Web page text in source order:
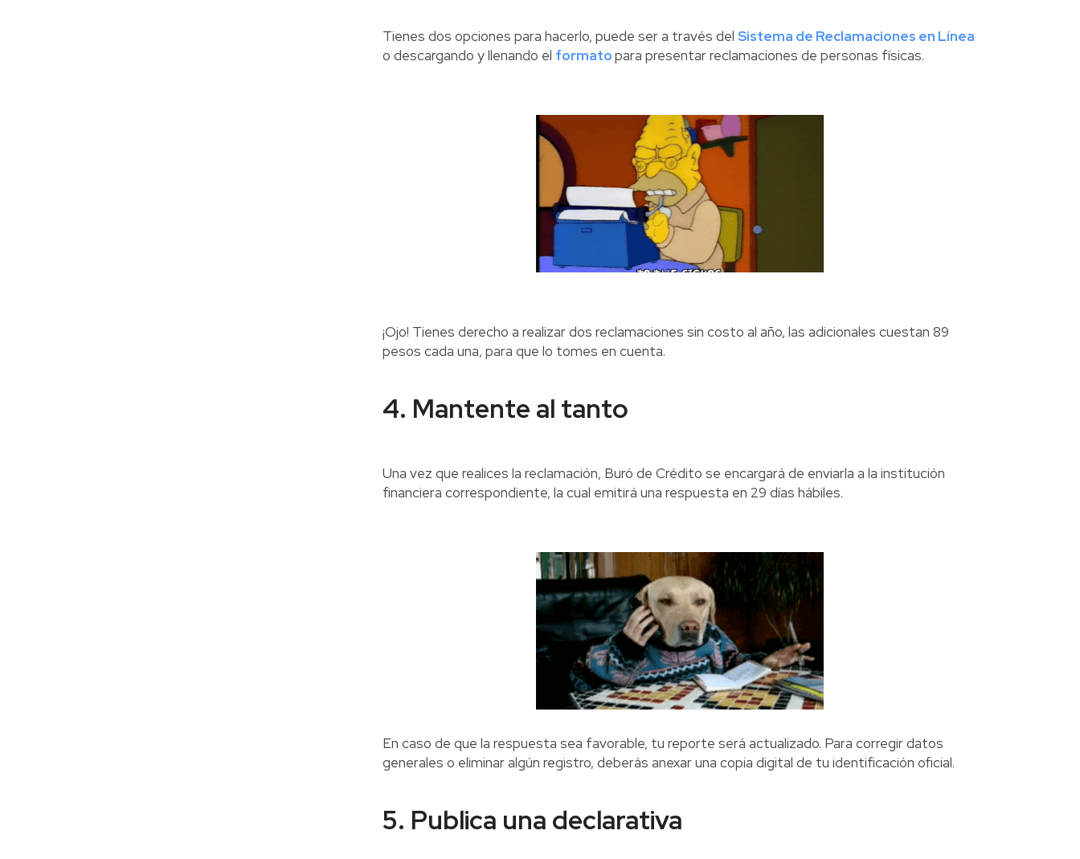
Tienes dos opciones para hacerlo, puede ser a través delSistema de Reclamaciones en Línea
o descargando y llenando el formatopara presentar reclamaciones de personas físicas.
¡Ojo! Tienes derecho a realizar dos reclamaciones sin costo al año, las adicionales cuestan 89
pesos cada una, para que lo tomes en cuenta.
4. Mantente al tanto
Una vez que realices la reclamación, Buró de Crédito se encargará de enviarla a la institución
financiera correspondiente, la cual emitirá una respuesta en 29 días hábiles.
En caso de que la respuesta sea favorable, tu reporte será actualizado. Para corregir datos
generales o eliminar algún registro, deberás anexar una copia digital de tu identificación oficial.
5. Publica una declarativa